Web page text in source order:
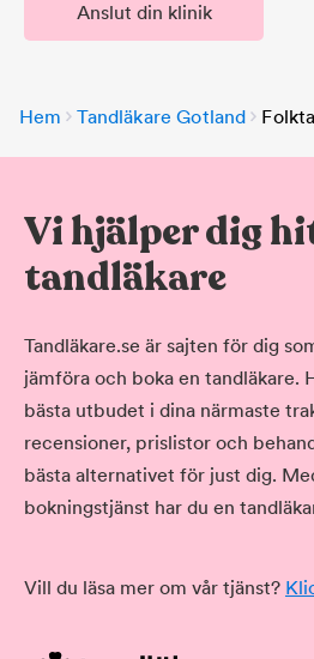
Anslut din klinik
Hem Tandläkare Gotland
Vi hjälper dig
tandläkare
Tandläkare.se är sajten för dig
jämföra och boka en tandläkare.
bästa utbudet i dina närmaste
recensioner, prislistor och
bästa alternativet för just dig.
bokningstjänst har du en
Vill du läsa mer om vår tjänst?